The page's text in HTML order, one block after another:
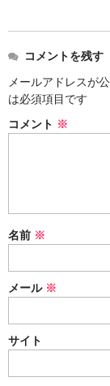
コメントを残す
メールアドレスが
は必須項目です
コメント ※
名前 ※
メール ※
サイト